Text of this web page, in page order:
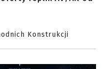
Konstrukcji